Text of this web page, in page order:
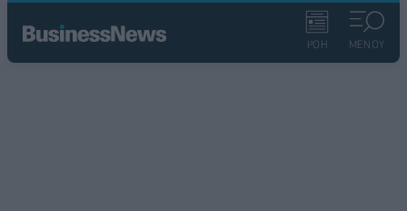
ΡΟΗ ΜΕΝΟΥ